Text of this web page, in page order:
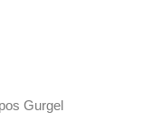
Gurgel